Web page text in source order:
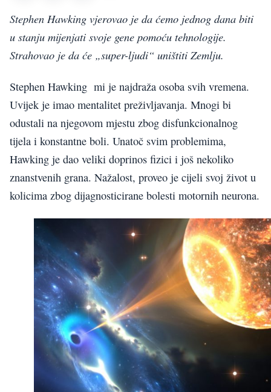
Stephen Hawking vjerovao je da ćemo jednog dana biti
u stanju mijenjati svoje gene pomoću tehnologije.
Strahovao je da će „super-ljudi“ uništiti Zemlju.
Stephen Hawking mi je najdraža osoba svih vremena.
Uvijek je imao mentalitet preživljavanja. Mnogi bi
odustali na njegovom mjestu zbog disfunkcionalnog
tijela i konstantne boli. Unatoč svim problemima,
Hawking je dao veliki doprinos fizici i još nekoliko
znanstvenih grana. Nažalost, proveo je cijeli svoj život u
kolicima zbog dijagnosticirane bolesti motornih neurona.